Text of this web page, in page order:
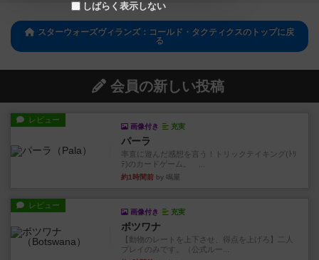
スターウォーズヴィランズ：コールド・タクティクスのトップに戻
る
会員の新しい投稿
レビュー
画像付き 充実
パーラ
率直に遊んだ感想を言う！トリックテイキング(ﾄﾘ
ﾃ)のカードゲーム。 ...
約1時間前 by 鳴屋
レビュー
画像付き 充実
ボツワナ
【動物のレートを上下させ、得点を上げろ】二人
プレイのみです。（公式ルー...
しばらく表示しない